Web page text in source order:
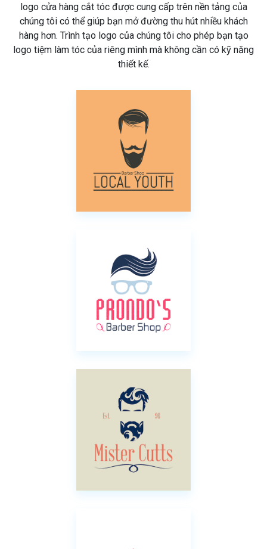
logo cửa hàng cắt tóc được cung cấp trên nền tảng của
chúng tôi có thể giúp bạn mở đường thu hút nhiều khách
hàng hơn. Trình tạo logo của chúng tôi cho phép bạn tạo
logo tiệm làm tóc của riêng mình mà không cần có kỹ năng
thiết kế.